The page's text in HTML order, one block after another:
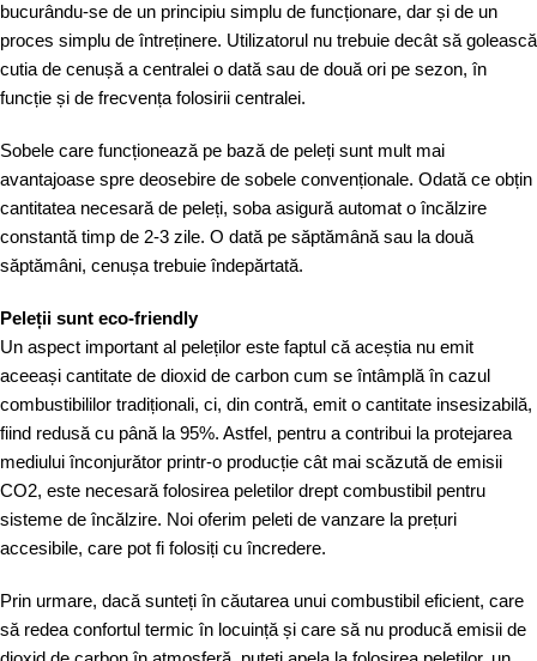
bucurându-se de un principiu simplu de funcționare, dar și de un
proces simplu de întreținere. Utilizatorul nu trebuie decât să golească
cutia de cenușă a centralei o dată sau de două ori pe sezon, în
funcție și de frecvența folosirii centralei.
Sobele care funcționează pe bază de peleți sunt mult mai
avantajoase spre deosebire de sobele convenționale. Odată ce obțin
cantitatea necesară de peleți, soba asigură automat o încălzire
constantă timp de 2-3 zile. O dată pe săptămână sau la două
săptămâni, cenușa trebuie îndepărtată.
Peleții sunt eco-friendly
Un aspect important al peleților este faptul că aceștia nu emit
aceeași cantitate de dioxid de carbon cum se întâmplă în cazul
combustibililor tradiționali, ci, din contră, emit o cantitate insesizabilă,
fiind redusă cu până la 95%. Astfel, pentru a contribui la protejarea
mediului înconjurător printr-o producție cât mai scăzută de emisii
CO2, este necesară folosirea peletilor drept combustibil pentru
sisteme de încălzire. Noi oferim peleti de vanzare la prețuri
accesibile, care pot fi folosiți cu încredere.
Prin urmare, dacă sunteți în căutarea unui combustibil eficient, care
să redea confortul termic în locuință și care să nu producă emisii de